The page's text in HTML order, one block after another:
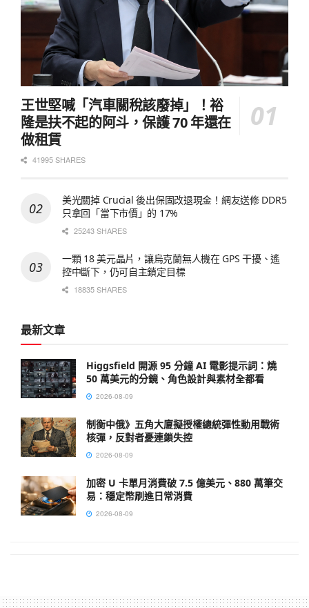
王世堅喊「汽車關稅該廢掉」！裕
隆是扶不起的阿斗，保護 70 年還在
做租賃
41995 SHARES
美光關掉 Crucial 後出保固改退現金！網友送修 DDR5
只拿回「當下市價」的 17%
25243 SHARES
一顆 18 美元晶片，讓烏克蘭無人機在 GPS 干擾、遙
控中斷下，仍可自主鎖定目標
18835 SHARES
最新文章
Higgsfield 開源 95 分鐘 AI 電影提示詞：燒
50 萬美元的分鏡、角色設計與素材全都看
2026-08-09
制衡中俄》五角大廈擬授權總統彈性動用戰術
核彈，反對者憂連鎖失控
2026-08-09
加密 U 卡單月消費破 7.5 億美元、880 萬筆交
易：穩定幣刷進日常消費
2026-08-09